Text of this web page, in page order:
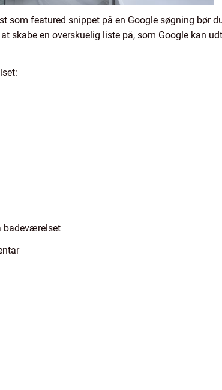
som featured snippet på en Google søgning bør
skabe en overskuelig liste på, som Google kan
badeværelset